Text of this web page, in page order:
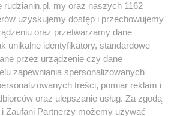
4 / 0
prywatności regulamin korzystania z portali
rudzianin.pl, my oraz naszych 1162
uzyskujemy dostęp i przechowujemy
oraz przetwarzamy dane
unikalne identyfikatory, standardowe
przez urządzenie czy dane
zapewniania spersonalizowanych
treści, pomiar reklam i
oraz ulepszanie usług. Za zgodą
Zaufani Partnerzy możemy używać